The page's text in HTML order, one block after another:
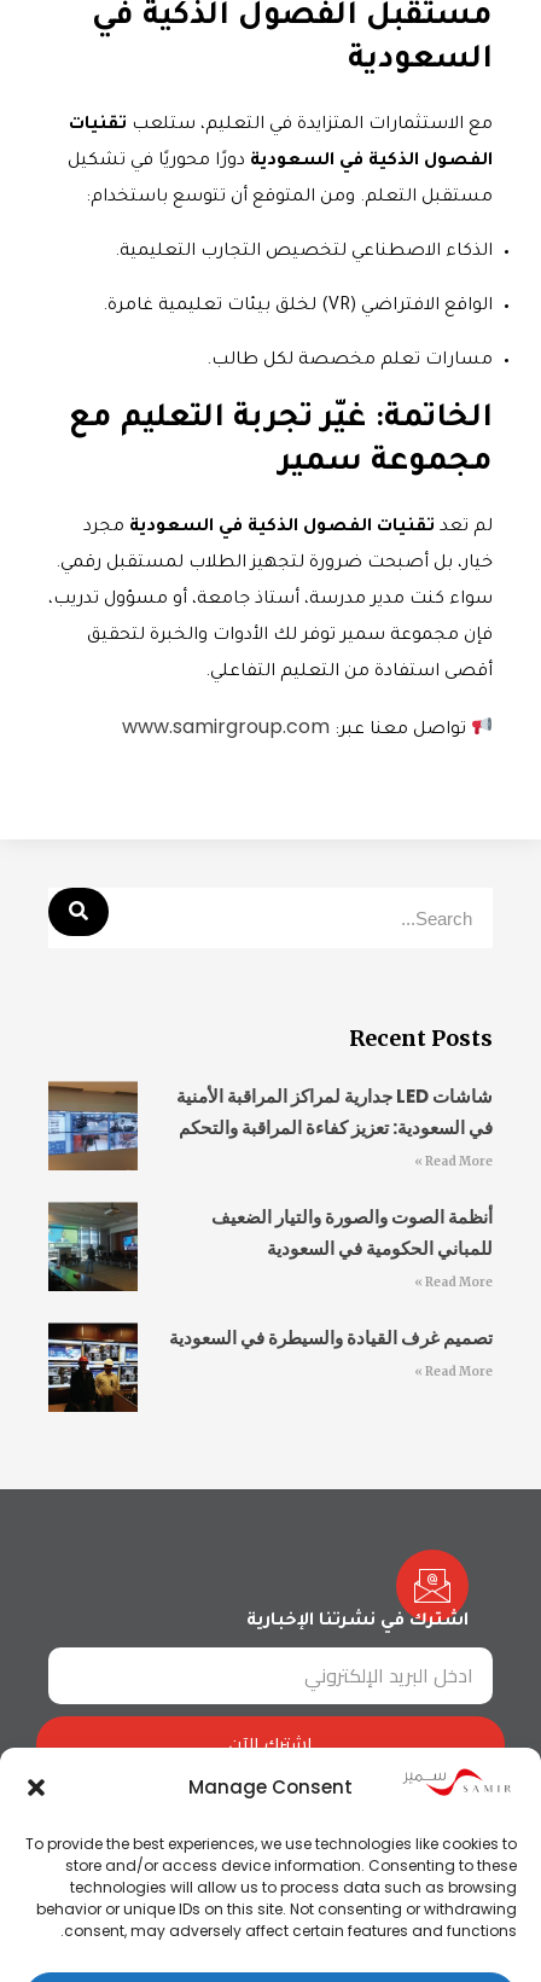
Manage Consent
To provide the best experiences, we use technologies like cookies to
store and/or access device information. Consenting to these
technologies will allow us to process data such as browsing
behavior or unique IDs on this site. Not consenting or withdrawing
consent, may adversely affect certain features and functions.
مستقبل الفصول الذكية في
السعودية
مع الاستثمارات المتزايدة في التعليم، ستلعب تقنيات
الفصول الذكية في السعودية دورًا محوريًا في تشكيل
مستقبل التعلم. ومن المتوقع أن تتوسع باستخدام:
الذكاء الاصطناعي لتخصيص التجارب التعليمية.
الواقع الافتراضي (VR) لخلق بيئات تعليمية غامرة.
مسارات تعلم مخصصة لكل طالب.
الخاتمة: غيّر تجربة التعليم مع
مجموعة سمير
لم تعد تقنيات الفصول الذكية في السعودية مجرد
خيار، بل أصبحت ضرورة لتجهيز الطلاب لمستقبل رقمي.
سواء كنت مدير مدرسة، أستاذ جامعة، أو مسؤول تدريب،
فإن مجموعة سمير توفر لك الأدوات والخبرة لتحقيق
أقصى استفادة من التعليم التفاعلي.
تواصل معنا عبر:www.samirgroup.com
Recent Posts
شاشات LED جدارية لمراكز المراقبة الأمنية
في السعودية: تعزيز كفاءة المراقبة والتحكم
Read More »
أنظمة الصوت والصورة والتيار الضعيف
للمباني الحكومية في السعودية
Read More »
تصميم غرف القيادة والسيطرة في السعودية
Read More »
اشترك في نشرتنا الإخبارية
اشترك الآن